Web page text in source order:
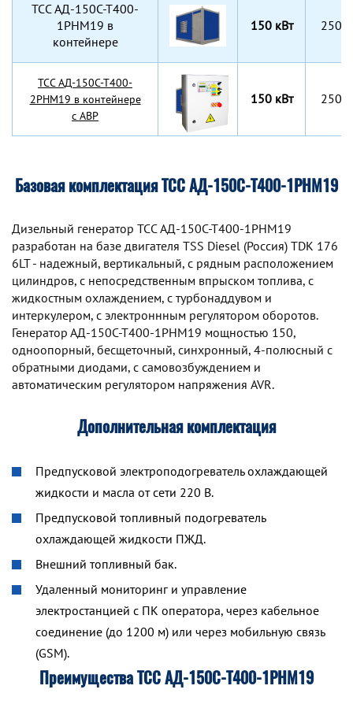
TCC АД-150С-Т400-
1РНМ19 в
контейнере
150 кВт
TCC АД-150С-Т400-
2РНМ19 в контейнере
с АВР
150 кВт
Базовая комплектация ТСС АД-150С-Т400-1РНМ19
Дизельный генератор TCC АД-150С-Т400-1РНМ19
разработан на базе двигателя TSS Diesel (Россия) TDK 176
6LT - надежный, вертикальный, с рядным расположением
цилиндров, с непосредственным впрыском топлива, с
жидкостным охлаждением, с турбонаддувом и
интеркулером, с электроннным регулятором оборотов.
Генератор АД-150С-Т400-1РНМ19 мощностью 150,
одноопорный, бесщеточный, синхронный, 4-полюсный с
обратными диодами, с самовозбуждением и
автоматическим регулятором напряжения AVR.
Дополнительная комплектация
Предпусковой электроподогреватель охлаждающей
жидкости и масла от сети 220 В.
Предпусковой топливный подогреватель
охлаждающей жидкости ПЖД.
Внешний топливный бак.
Удаленный мониторинг и управление
электростанцией с ПК оператора, через кабельное
соединение (до 1200 м) или через мобильную связь
(GSM).
Преимущества ТСС АД-150С-Т400-1РНМ19